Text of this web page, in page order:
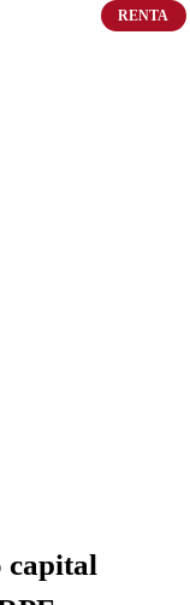
RENTA
capital